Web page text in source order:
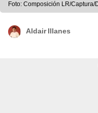
Foto: Composición LR/
Aldair Illanes